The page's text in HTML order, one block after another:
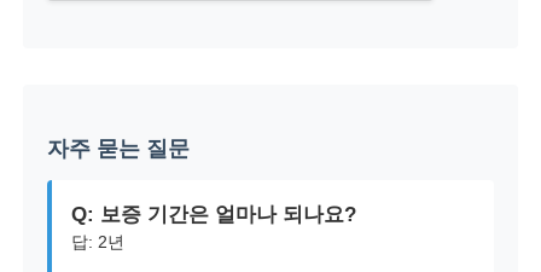
자주 묻는 질문
Q: 보증 기간은 얼마나 되나요?
답: 2년